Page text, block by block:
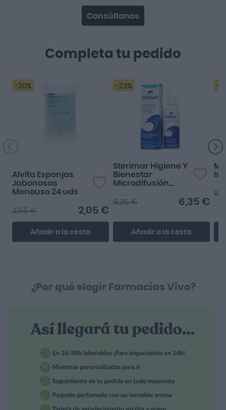
Completa tu pedido
-20%
Estupendas! 😍
Alvita Esponjas
Jabonosas
Monouso 24 uds
2,05 €
2,55 €
Añadir a la cesta
-23%
Sterimar Higiene Y
Bienestar
Microdifusión
6,35 €
8,25 €
Añadir a la cesta
-
Consúltanos
¿Por qué elegir Farmacias Vivo?